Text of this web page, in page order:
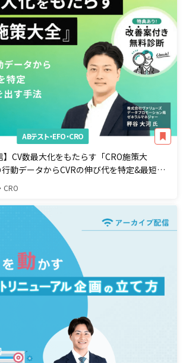
ABテスト・EFO・CRO
】CV数最大化をもたらす「CRO施策大
動データからCVRの伸び代を特定&最短で
CRO